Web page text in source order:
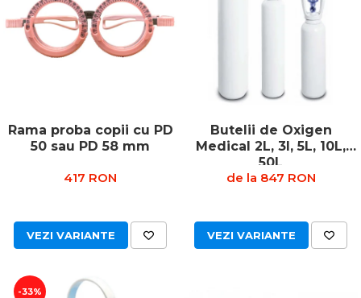
Rama proba copii cu PD
50 sau PD 58 mm
417 RON
VEZI VARIANTE
Butelii de Oxigen
Medical 2L, 3l, 5L, 10L,
50L
de la 847 RON
VEZI VARIANTE
-33%